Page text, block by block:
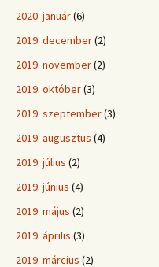
2020. január(6)
2019. december(2)
2019. november(2)
2019. október(3)
2019. szeptember(3)
2019. augusztus (4)
2019. július (2)
2019. június (4)
2019. május (2)
2019. április (3)
2019. március (2)